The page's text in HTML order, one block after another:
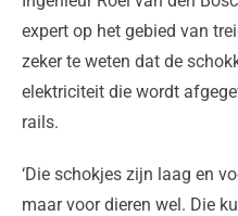
expert op het gebied van
zeker te weten dat de
elektriciteit die wordt
rails.
‘Die schokjes zijn laag en
maar voor dieren wel. Die